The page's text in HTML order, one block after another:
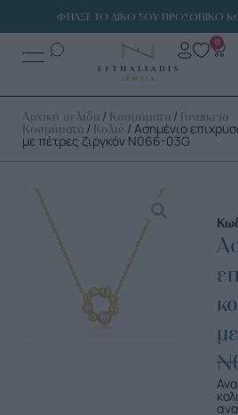
ΦΤΙΑΞΕ ΤΟ ΔΙΚΟ ΣΟΥ ΠΡΟΣΩΠΙΚΟ
0
Αρχική σελίδα / Κοσμήματα / Γυναικεία
Κοσμήματα / Κολιέ / Ασημένιο
με πέτρες ζιργκόν N066-03G